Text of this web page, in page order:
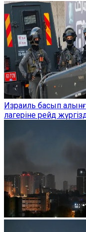
Израиль басып
лагеріне рейд